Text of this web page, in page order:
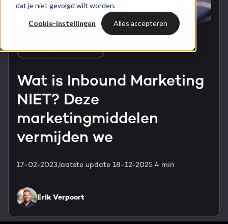
dat je niet gevolgd wilt worden.
Cookie-instellingen Alles accepteren
HubSpot integraties
GROWTH SERVICES
Groeistrategie
Digital marketing
Marketing automation
Content & design
WELKOM BIJ BRIGHT
Team
Contact
HUBSPOT ELITE PARTNER
Awards
Inspiratie
Blog
Events & webinars
HubSpot video's
MARKETING STRATEGY
Wat is Inbound Marketing
NIET? Deze
marketingmiddelen
vermijden we
17-02-2023,laatste update 18-12-2025 4 min
Erik Verpoort